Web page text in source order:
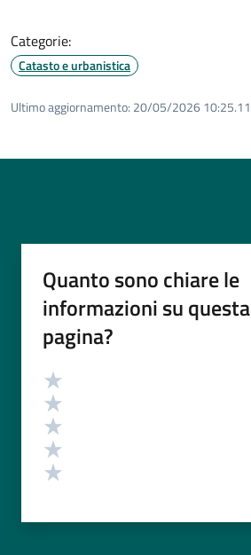
Categorie:
Catasto e urbanistica
Ultimo aggiornamento: 20/05/2026 10:25.11
Quanto sono chiare le
informazioni su questa
pagina?
Valutazione